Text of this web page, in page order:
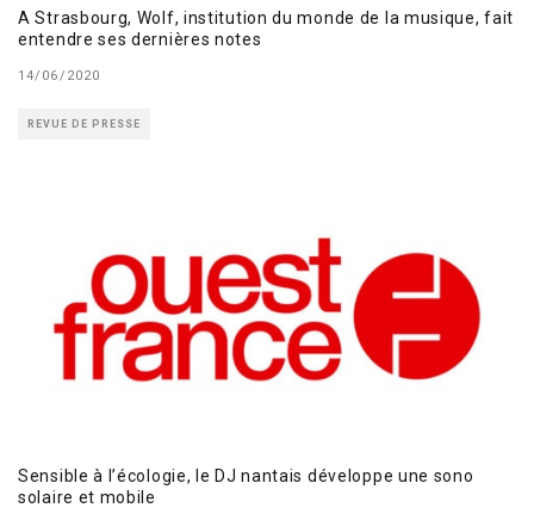
A Strasbourg, Wolf, institution du monde de la musique, fait
entendre ses dernières notes
14/06/2020
REVUE DE PRESSE
Sensible à l’écologie, le DJ nantais développe une sono
solaire et mobile